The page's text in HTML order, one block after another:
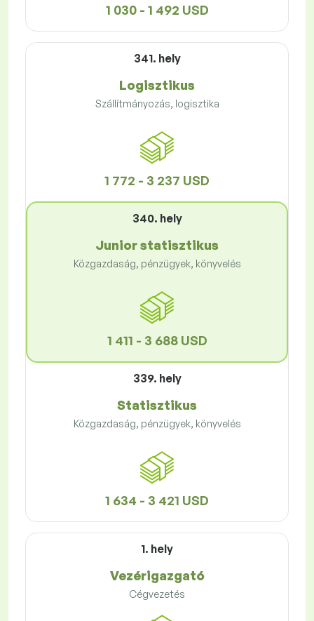
1 030 - 1 492 USD
341. hely
Logisztikus
Szállítmányozás, logisztika
1 772 - 3 237 USD
340. hely
Junior statisztikus
Közgazdaság, pénzügyek, könyvelés
1 411 - 3 688 USD
339. hely
Statisztikus
Közgazdaság, pénzügyek, könyvelés
1 634 - 3 421 USD
1. hely
Vezérigazgató
Cégvezetés